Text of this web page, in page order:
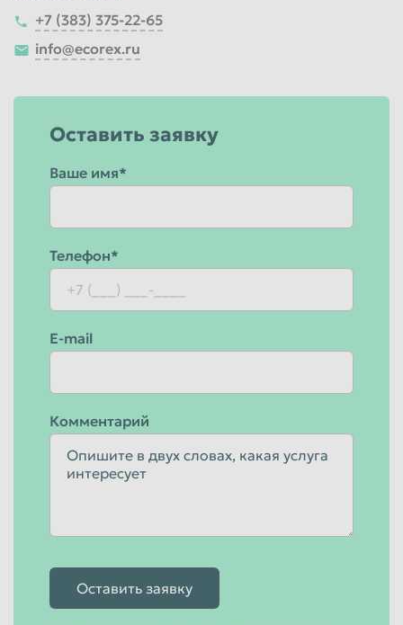
+7 (383) 375-22-65
info@ecorex.ru
Оставить заявку
Ваше имя*
Телефон*
E-mail
Комментарий
Оставить заявку